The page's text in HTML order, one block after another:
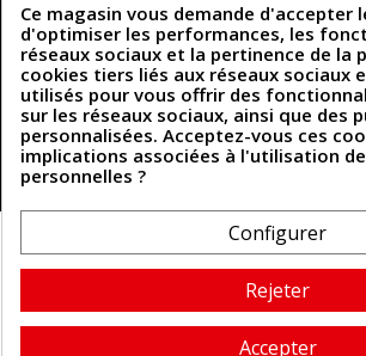
Coordonnées
493 Chemin de Catougnac
81300 Graulhet
05 63 34
contact@cuirenstock.com
Ce magasin vous demande d'accepter
d'optimiser les performances, les
réseaux sociaux et la pertinence de la
cookies tiers liés aux réseaux sociaux
utilisés pour vous offrir des
sur les réseaux sociaux, ainsi que des
personnalisées. Acceptez-vous ces
implications associées à l'utilisation
personnelles ?
Configurer
Rejeter
Accepter